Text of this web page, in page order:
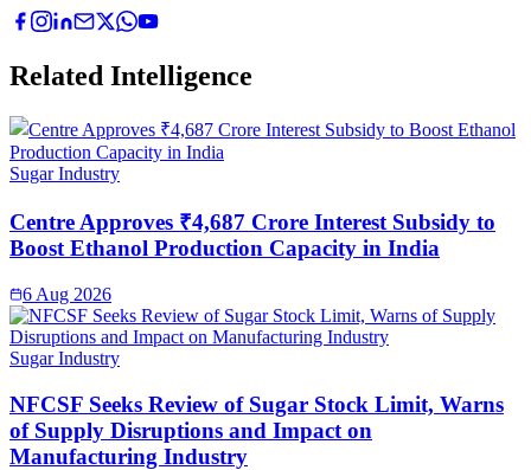
Related Intelligence
Sugar Industry
Centre Approves ₹4,687 Crore Interest Subsidy to
Boost Ethanol Production Capacity in India
6 Aug 2026
Sugar Industry
NFCSF Seeks Review of Sugar Stock Limit, Warns
of Supply Disruptions and Impact on
Manufacturing Industry